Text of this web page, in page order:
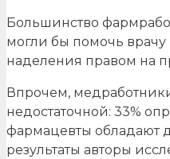
Большинство
могли бы помочь
наделения правом на
Впрочем,
недостаточной: 33%
фармацевты обладают
результаты авторы